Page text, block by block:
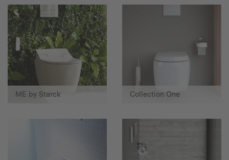
ME by Starck Collection One